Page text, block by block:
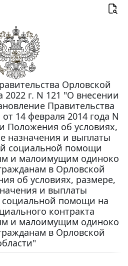
Орловской
2022 г. N 121 "О внесении
Правительства
14 февраля 2014 года N
Положения об условиях,
назначения и выплаты
социальной помощи
и малоимущим одиноко
в Орловской
об условиях, размере,
и выплаты
социальной помощи на
контракта
и малоимущим одиноко
в Орловской